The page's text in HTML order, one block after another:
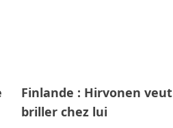
Finlande : Hirvonen veut
briller chez lui